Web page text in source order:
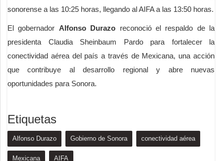
sonorense a las 10:25 horas, llegando al AIFA a las 13:50 horas.
El gobernador Alfonso Durazo reconoció el respaldo de la
presidenta Claudia Sheinbaum Pardo para fortalecer la
conectividad aérea del país a través de Mexicana, una acción
que contribuye al desarrollo regional y abre nuevas
oportunidades para Sonora.
Etiquetas
Alfonso Durazo Gobierno de Sonora conectividad aérea
Mexicana AIFA